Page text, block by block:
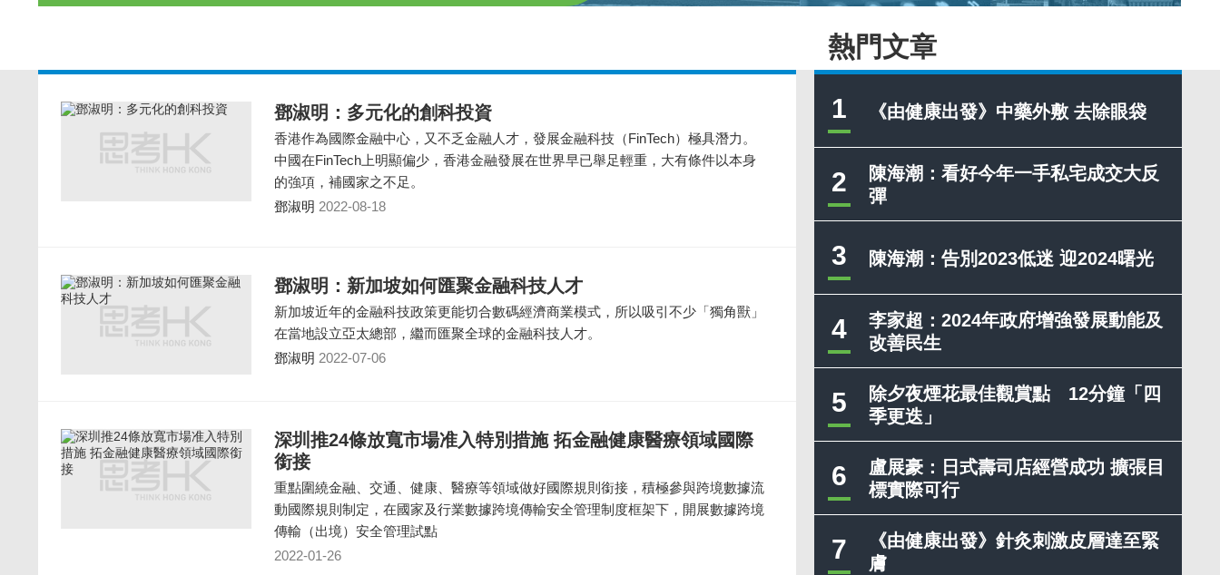
熱門文章
1 《由健康出發》中藥外敷 去除眼袋
2
陳海潮：看好今年一手私宅成交大反
彈
3 陳海潮：告別2023低迷 迎2024曙光
4
李家超：2024年政府增強發展動能及
改善民生
5
除夕夜煙花最佳觀賞點 12分鐘「四
季更迭」
6
盧展豪：日式壽司店經營成功 擴張目
標實際可行
7
《由健康出發》針灸刺激皮層達至緊
膚
鄧淑明：多元化的創科投資
香港作為國際金融中心，又不乏金融人才，發展金融科技（FinTech）極具潛力。
中國在FinTech上明顯偏少，香港金融發展在世界早已舉足輕重，大有條件以本身
的強項，補國家之不足。
鄧淑明 2022-08-18
鄧淑明：新加坡如何匯聚金融科技人才
新加坡近年的金融科技政策更能切合數碼經濟商業模式，所以吸引不少「獨角獸」
在當地設立亞太總部，繼而匯聚全球的金融科技人才。
鄧淑明 2022-07-06
深圳推24條放寬市場准入特別措施 拓金融健康醫療領域國際
銜接
重點圍繞金融、交通、健康、醫療等領域做好國際規則銜接，積極參與跨境數據流
動國際規則制定，在國家及行業數據跨境傳輸安全管理制度框架下，開展數據跨境
傳輸（出境）安全管理試點
2022-01-26